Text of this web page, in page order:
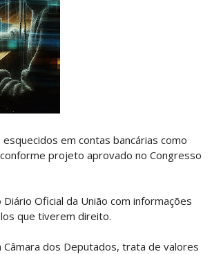
em contas bancárias como
projeto aprovado no Congresso
Oficial da União com informações
que tiverem direito.
dos Deputados, trata de valores